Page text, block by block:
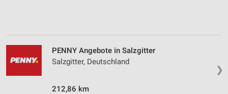
❯
PENNY Angebote in Salzgitter
Salzgitter, Deutschland
212,86 km
Geräte anhand von aktiv angeforderten
Informationen identifizieren
Nicht-IAB-Verarbeitungszwecke: